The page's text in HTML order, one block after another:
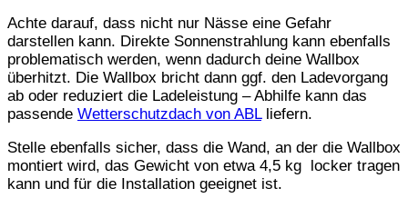
Achte darauf, dass nicht nur Nässe eine Gefahr
darstellen kann. Direkte Sonnenstrahlung kann ebenfalls
problematisch werden, wenn dadurch deine Wallbox
überhitzt. Die Wallbox bricht dann ggf. den Ladevorgang
ab oder reduziert die Ladeleistung – Abhilfe kann das
passende Wetterschutzdach von ABLliefern.
Stelle ebenfalls sicher, dass die Wand, an der die Wallbox
montiert wird, das Gewicht von etwa 4,5 kg locker tragen
kann und für die Installation geeignet ist.